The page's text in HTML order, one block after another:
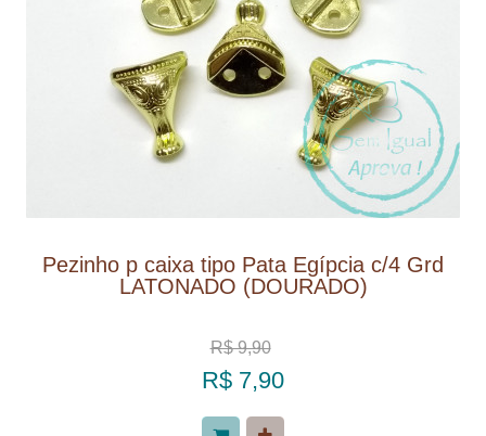
Pezinho p caixa tipo Pata Egípcia c/4 Grd
LATONADO (DOURADO)
R$ 9,90
R$ 7,90